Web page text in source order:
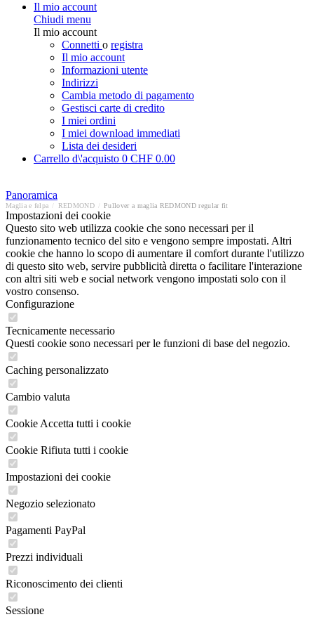
Il mio account
Chiudi menu
Il mio account
Connetti o registra
Il mio account
Informazioni utente
Indirizzi
Cambia metodo di pagamento
Gestisci carte di credito
I miei ordini
I miei download immediati
Lista dei desideri
Carrello d\'acquisto 0 CHF 0.00
Panoramica
Maglia e felpa REDMOND Pullover a maglia REDMOND regular fit
Impostazioni dei cookie
Questo sito web utilizza cookie che sono necessari per il
funzionamento tecnico del sito e vengono sempre impostati. Altri
cookie che hanno lo scopo di aumentare il comfort durante l'utilizzo
di questo sito web, servire pubblicità diretta o facilitare l'interazione
con altri siti web e social network vengono impostati solo con il
vostro consenso.
Configurazione
Tecnicamente necessario
Questi cookie sono necessari per le funzioni di base del negozio.
Caching personalizzato
Cambio valuta
Cookie Accetta tutti i cookie
Cookie Rifiuta tutti i cookie
Impostazioni dei cookie
Negozio selezionato
Pagamenti PayPal
Prezzi individuali
Riconoscimento dei clienti
Sessione